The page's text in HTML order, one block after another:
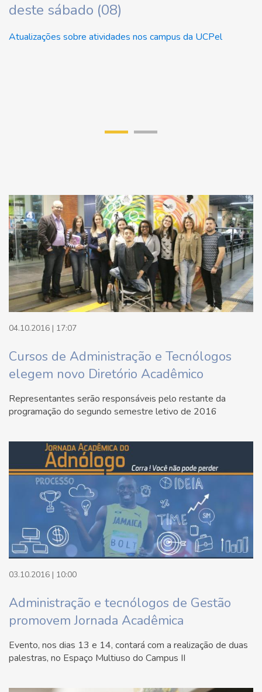
deste sábado (08)
Atualizações sobre atividades nos campus da UCPel
04.10.2016 | 17:07
Cursos de Administração e Tecnólogos
elegem novo Diretório Acadêmico
Representantes serão responsáveis pelo restante da
programação do segundo semestre letivo de 2016
03.10.2016 | 10:00
Administração e tecnólogos de Gestão
promovem Jornada Acadêmica
Evento, nos dias 13 e 14, contará com a realização de duas
palestras, no Espaço Multiuso do Campus II